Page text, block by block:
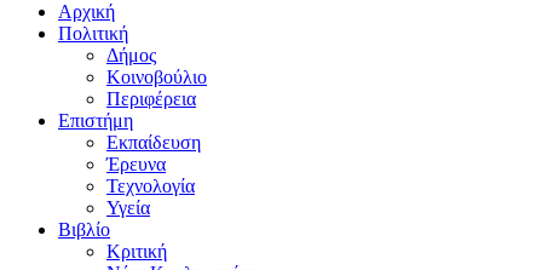
Αρχική
Πολιτική
Δήμος
Κοινοβούλιο
Περιφέρεια
Επιστήμη
Εκπαίδευση
Έρευνα
Τεχνολογία
Υγεία
Βιβλίο
Κριτική